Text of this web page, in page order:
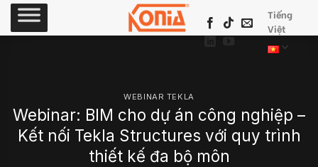
Skip
Tiếng
Việt
WEBINAR TEKLA
Webinar: BIM cho dự án công nghiệp –
Kết nối Tekla Structures với quy trình
thiết kế đa bộ môn